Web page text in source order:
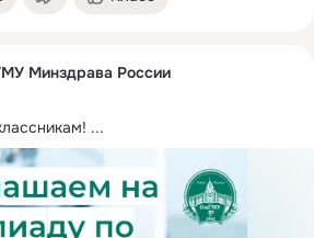
Минздрава России
...